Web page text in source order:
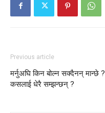
Previous article
मर्नुअघि किन बोल्न सक्दैनन् मान्छे ?
कसलाई धेरै सम्झन्छन् ?